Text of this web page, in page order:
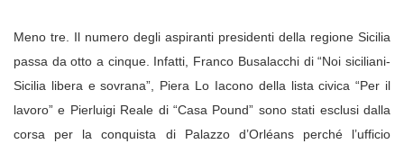
Meno tre. Il numero degli aspiranti presidenti della regione Sicilia
passa da otto a cinque. Infatti, Franco Busalacchi di “Noi siciliani-
Sicilia libera e sovrana”, Piera Lo Iacono della lista civica “Per il
lavoro” e Pierluigi Reale di “Casa Pound” sono stati esclusi dalla
corsa per la conquista di Palazzo d’Orléans perché l’ufficio